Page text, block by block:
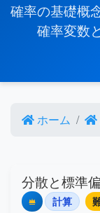
確率の基礎概
確率変数
ホーム
分散と標準
Premium
計算